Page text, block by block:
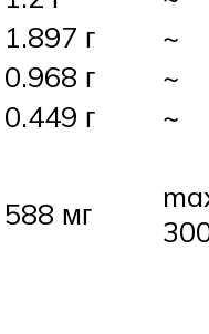
1.897 г
~
0.968 г
~
0.449 г
~
588 мг